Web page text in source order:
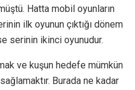
Hatta mobil oyunların
ilk oyunun çıktığı dönem
serinin ikinci oyunudur.
ve kuşun hedefe mümkün
Burada ne kadar